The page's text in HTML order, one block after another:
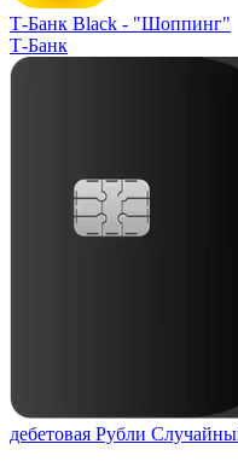
Т-Банк Black - "Шоппинг"
Т-Банк
дебетовая Рубли